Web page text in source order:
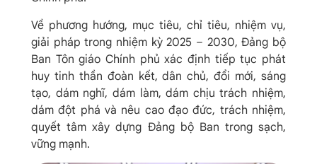
Về phương hướng, mục tiêu, chỉ tiêu, nhiệm vụ,
giải pháp trong nhiệm kỳ 2025 – 2030, Đảng bộ
Ban Tôn giáo Chính phủ xác định tiếp tục phát
huy tinh thần đoàn kết, dân chủ, đổi mới, sáng
tạo, dám nghĩ, dám làm, dám chịu trách nhiệm,
dám đột phá và nêu cao đạo đức, trách nhiệm,
quyết tâm xây dựng Đảng bộ Ban trong sạch,
vững mạnh.